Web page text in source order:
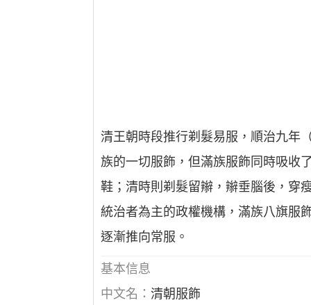
清王朝時段推行剃髮易服，順治九年
族的一切服飾，但滿族服飾同時吸收
鞋；清時則剃髮留辮，辮垂腦後，穿
統治者為主的政權機構，滿族八旗服
逐漸推向常服。
基本信息
中文名：清朝服飾